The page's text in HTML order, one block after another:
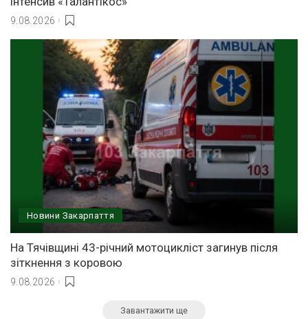
9.08.2026
Новини Закарпаття
На Тячівщині 43-річний мотоцикліст загинув після
зіткнення з коровою
9.08.2026
Завантажити ще